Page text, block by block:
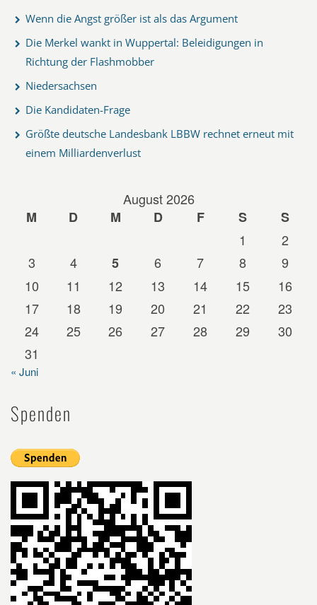
Wenn die Angst größer ist als das Argument
Die Merkel wankt in Wuppertal: Beleidigungen in
Richtung der Flashmobber
Niedersachsen
Die Kandidaten-Frage
Größte deutsche Landesbank LBBW rechnet erneut mit
einem Milliardenverlust
August 2026
M
D M D F S
S
1
2
3
4 5 6 7 8
9
10
11 12 13 14 15
16
17
18 19 20 21 22
23
24
25 26 27 28 29
30
31
« Juni
Spenden